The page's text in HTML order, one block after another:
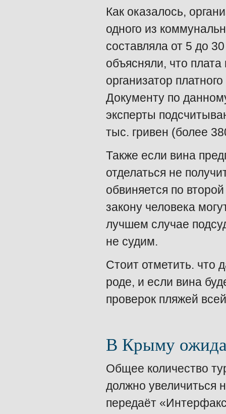
Как оказалось,
одного из
составляла от 5 до
объясняли, что
организатор
Документу по
эксперты
тыс. гривен (более
Также если вина
отделаться не
обвиняется по
закону человека
лучшем случае
не судим.
Стоит отметить. что
роде, и если вина
проверок пляжей
В Крыму
Общее количество
должно увеличиться
передаёт